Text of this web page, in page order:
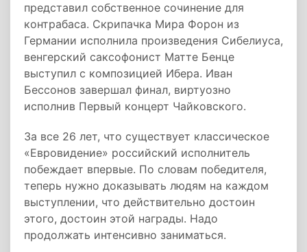
представил собственное сочинение для
контрабаса. Скрипачка Мира Форон из
Германии исполнила произведения Сибелиуса,
венгерский саксофонист Матте Бенце
выступил с композицией Ибера. Иван
Бессонов завершал финал, виртуозно
исполнив Первый концерт Чайковского.
За все 26 лет, что существует классическое
«Евровидение» российский исполнитель
побеждает впервые. По словам победителя,
теперь нужно доказывать людям на каждом
выступлении, что действительно достоин
этого, достоин этой награды. Надо
продолжать интенсивно заниматься.